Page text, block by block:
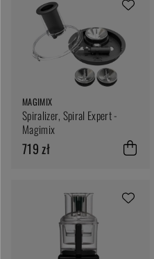
MAGIMIX
Spiralizer, Spiral Expert -
Magimix
719 zł